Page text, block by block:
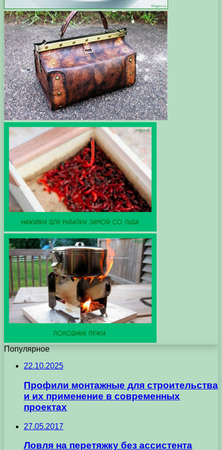
Популярное
22.10.2025
Профили монтажные для строительства
и их применение в современных
проектах
27.05.2017
Ловля на перетяжку без ассистента